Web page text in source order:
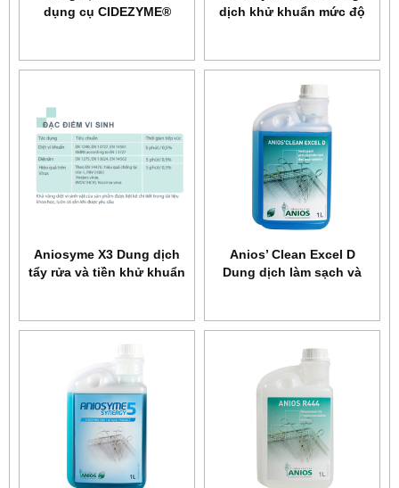
dụng cụ CIDEZYME®
dịch khử khuẩn mức độ
nhiệt
Aniosyme X3 Dung dịch
tẩy rửa và tiền khử khuẩn
Anios’ Clean Excel D
Dung dịch làm sạch và